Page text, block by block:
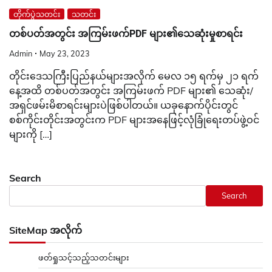
တိုက်ပွဲသတင်း သတင်း
တစ်ပတ်အတွင်း အကြမ်းဖက်PDF များ၏သေဆုံးမှုစာရင်း
Admin May 23, 2023
တိုင်းဒေသကြီးပြည်နယ်များအလိုက် မေလ ၁၅ ရက်မှ ၂၁ ရက်
နေ့အထိ တစ်ပတ်အတွင်း အကြမ်းဖက် PDF များ၏ သေဆုံး/
အရှင်ဖမ်းမိစာရင်းများပဲဖြစ်ပါတယ်။ ယခုနောက်ပိုင်းတွင်
စစ်ကိုင်းတိုင်းအတွင်းက PDF များအနေဖြင့်လုံခြုံရေးတပ်ဖွဲ့ဝင်
များကို […]
Search
Search
SiteMap အလိုက်
ဖတ်ရှုသင့်သည့်သတင်းများ